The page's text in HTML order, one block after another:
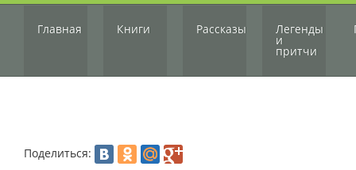
Главная Книги Рассказы Легенды
и
притчи
Поделиться: